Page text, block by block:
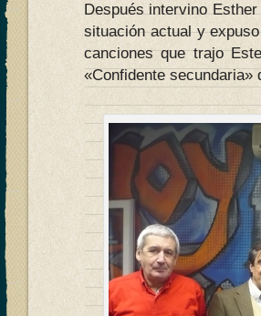
Después intervino
situación actual y
canciones que trajo
«Confidente secundaria»